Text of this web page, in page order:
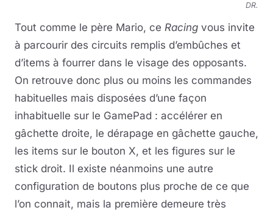
DR.
Tout comme le père Mario, ce Racing vous invite
à parcourir des circuits remplis d’embûches et
d’items à fourrer dans le visage des opposants.
On retrouve donc plus ou moins les commandes
habituelles mais disposées d’une façon
inhabituelle sur le GamePad : accélérer en
gâchette droite, le dérapage en gâchette gauche,
les items sur le bouton X, et les figures sur le
stick droit. Il existe néanmoins une autre
configuration de boutons plus proche de ce que
l’on connait, mais la première demeure très